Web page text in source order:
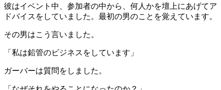
彼はイベント中、参加者の中から、何人かを壇上にあげてア
ドバイスをしていました。最初の男のことを覚えています。
その男はこう言いました。
「私は鉛管のビジネスをしています」
ガーバーは質問をしました。